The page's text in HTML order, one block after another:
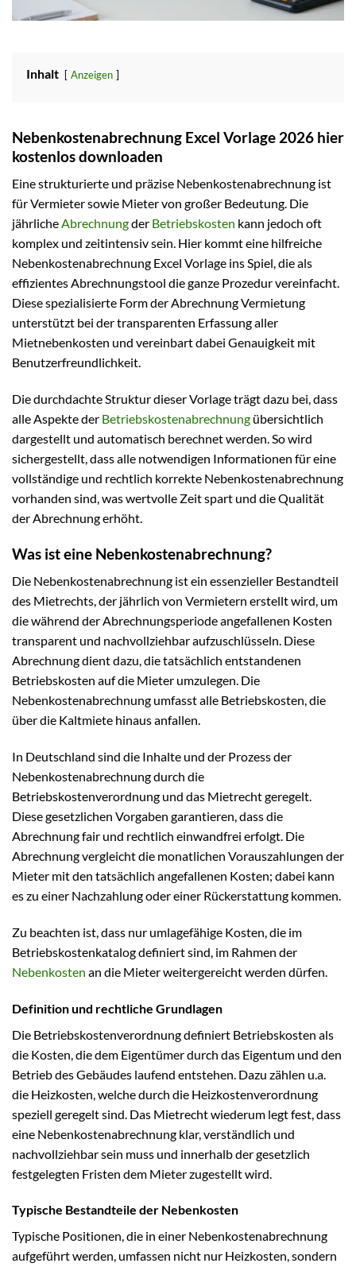
Inhalt Anzeigen
Nebenkostenabrechnung Excel Vorlage 2026 hier
kostenlos downloaden
Eine strukturierte und präzise Nebenkostenabrechnung ist
für Vermieter sowie Mieter von großer Bedeutung. Die
jährlicheAbrechnungder Betriebskosten kann jedoch oft
komplex und zeitintensiv sein. Hier kommt eine hilfreiche
Nebenkostenabrechnung Excel Vorlage ins Spiel, die als
effizientes Abrechnungstool die ganze Prozedur vereinfacht.
Diese spezialisierte Form der Abrechnung Vermietung
unterstützt bei der transparenten Erfassung aller
Mietnebenkosten und vereinbart dabei Genauigkeit mit
Benutzerfreundlichkeit.
Die durchdachte Struktur dieser Vorlage trägt dazu bei, dass
alle Aspekte der Betriebskostenabrechnung übersichtlich
dargestellt und automatisch berechnet werden. So wird
sichergestellt, dass alle notwendigen Informationen für eine
vollständige und rechtlich korrekte Nebenkostenabrechnung
vorhanden sind, was wertvolle Zeit spart und die Qualität
der Abrechnung erhöht.
Was ist eine Nebenkostenabrechnung?
Die Nebenkostenabrechnung ist ein essenzieller Bestandteil
des Mietrechts, der jährlich von Vermietern erstellt wird, um
die während der Abrechnungsperiode angefallenen Kosten
transparent und nachvollziehbar aufzuschlüsseln. Diese
Abrechnung dient dazu, die tatsächlich entstandenen
Betriebskosten auf die Mieter umzulegen. Die
Nebenkostenabrechnung umfasst alle Betriebskosten, die
über die Kaltmiete hinaus anfallen.
In Deutschland sind die Inhalte und der Prozess der
Nebenkostenabrechnung durch die
Betriebskostenverordnung und das Mietrecht geregelt.
Diese gesetzlichen Vorgaben garantieren, dass die
Abrechnung fair und rechtlich einwandfrei erfolgt. Die
Abrechnung vergleicht die monatlichen Vorauszahlungen der
Mieter mit den tatsächlich angefallenen Kosten; dabei kann
es zu einer Nachzahlung oder einer Rückerstattung kommen.
Zu beachten ist, dass nur umlagefähige Kosten, die im
Betriebskostenkatalog definiert sind, im Rahmen der
Nebenkosten an die Mieter weitergereicht werden dürfen.
Definition und rechtliche Grundlagen
Die Betriebskostenverordnung definiert Betriebskosten als
die Kosten, die dem Eigentümer durch das Eigentum und den
Betrieb des Gebäudes laufend entstehen. Dazu zählen u.a.
die Heizkosten, welche durch die Heizkostenverordnung
speziell geregelt sind. Das Mietrecht wiederum legt fest, dass
eine Nebenkostenabrechnung klar, verständlich und
nachvollziehbar sein muss und innerhalb der gesetzlich
festgelegten Fristen dem Mieter zugestellt wird.
Typische Bestandteile der Nebenkosten
Typische Positionen, die in einer Nebenkostenabrechnung
aufgeführt werden, umfassen nicht nur Heizkosten, sondern